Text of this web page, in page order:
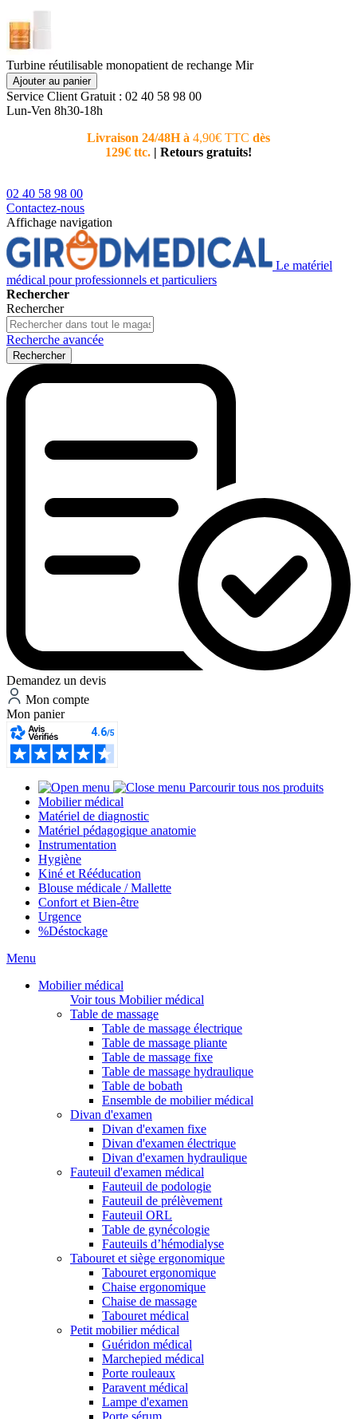
Turbine réutilisable monopatient de rechange Mir
Ajouter au panier
Service Client Gratuit : 02 40 58 98 00
Lun-Ven 8h30-18h
Livraison 24/48H à 4,90€ TTC dès
129€ ttc. | Retours gratuits!
02 40 58 98 00
Contactez-nous
Affichage navigation
Le matériel
médical pour professionnels et particuliers
Rechercher
Rechercher
Recherche avancée
Rechercher
Demandez un devis
Mon compte
Mon panier
Parcourir tous nos produits
Mobilier médical
Matériel de diagnostic
Matériel pédagogique anatomie
Instrumentation
Hygiène
Kiné et Rééducation
Blouse médicale / Mallette
Confort et Bien-être
Urgence
%Déstockage
Menu
Mobilier médical
Voir tous Mobilier médical
Table de massage
Table de massage électrique
Table de massage pliante
Table de massage fixe
Table de massage hydraulique
Table de bobath
Ensemble de mobilier médical
Divan d'examen
Divan d'examen fixe
Divan d'examen électrique
Divan d'examen hydraulique
Fauteuil d'examen médical
Fauteuil de podologie
Fauteuil de prélèvement
Fauteuil ORL
Table de gynécologie
Fauteuils d’hémodialyse
Tabouret et siège ergonomique
Tabouret ergonomique
Chaise ergonomique
Chaise de massage
Tabouret médical
Petit mobilier médical
Guéridon médical
Marchepied médical
Porte rouleaux
Paravent médical
Lampe d'examen
Porte sérum